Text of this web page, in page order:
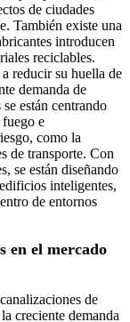
de ciudades
También existe una
introducen
reciclables.
reducir su huella de
demanda de
están centrando
fuego e
como la
de transporte. Con
se están diseñando
inteligentes,
de entornos
en el mercado
de
creciente demanda